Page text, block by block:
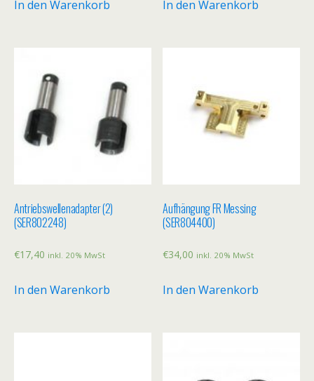
In den Warenkorb In den Warenkorb
Antriebswellenadapter (2)
(SER802248)
€17,40 inkl. 20% MwSt
In den Warenkorb
Aufhängung FR Messing
(SER804400)
€34,00 inkl. 20% MwSt
In den Warenkorb